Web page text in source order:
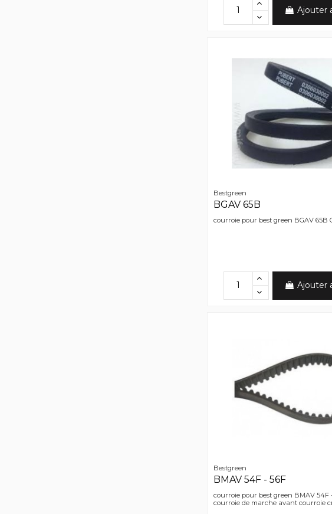
Ajouter
Bestgreen
BGAV 65B
courroie pour best green BGAV 65B
Ajouter
Bestgreen
BMAV 54F - 56F
courroie pour best green BMAV 54F
courroie de marche avant courroie